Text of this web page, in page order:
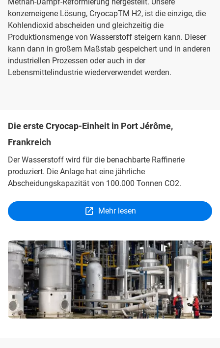
konzerneigene Lösung, CryocapTM H2, ist die einzige, die
Kohlendioxid abscheiden und gleichzeitig die
Produktionsmenge von Wasserstoff steigern kann. Dieser
kann dann in großem Maßstab gespeichert und in anderen
industriellen Prozessen oder auch in der
Lebensmittelindustrie wiederverwendet werden.
Die erste Cryocap-Einheit in Port Jérôme,
Frankreich
Der Wasserstoff wird für die benachbarte Raffinerie
produziert. Die Anlage hat eine jährliche
Abscheidungskapazität von 100.000 Tonnen CO2.
Mehr lesen